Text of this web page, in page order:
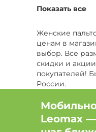
Цвет Черный,
Цвет Черный,
Цвет Черный,
Цвет Черный,
Показать все
Женские
ценам в
выбор. Все
скидки и
покупателей!
России.
Leomax